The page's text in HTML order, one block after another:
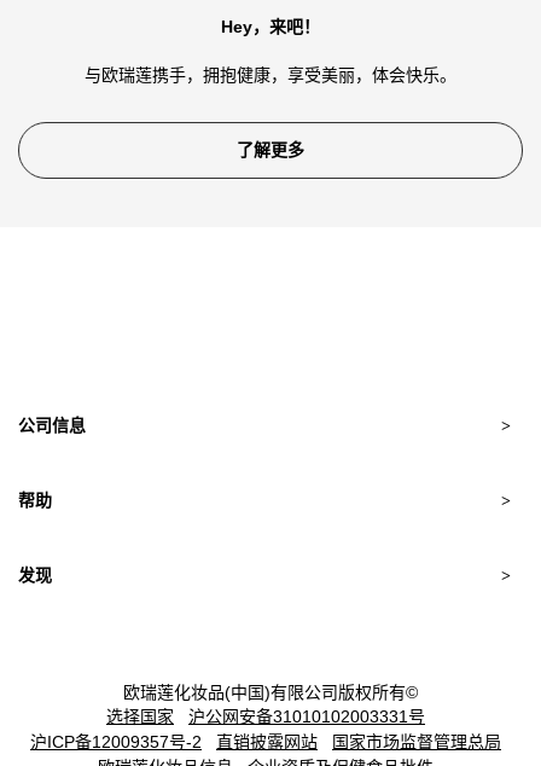
Hey，来吧！
与欧瑞莲携手，拥抱健康，享受美丽，体会快乐。
了解更多
公司信息
关于我们
帮助
发现
欧瑞莲化妆品(中国)有限公司版权所有©
选择国家
沪公网安备31010102003331号
沪ICP备12009357号-2
直销披露网站
国家市场监督管理总局